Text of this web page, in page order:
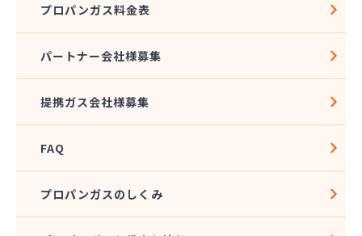
松新商店
松代液化石油ガス事業協同組合
松筑エルピーガス協業組合
松本ガス商事株式会社
松本シェル石油株式会社 村井事業所配送センター
松本シェル石油株式会社村井事業所プロパンガス課
松本プロパンガス株式会社
松本事業株式会社
プロパンガス料金表
パートナー会社様募集
提携ガス会社様募集
FAQ
プロパンガスのしくみ